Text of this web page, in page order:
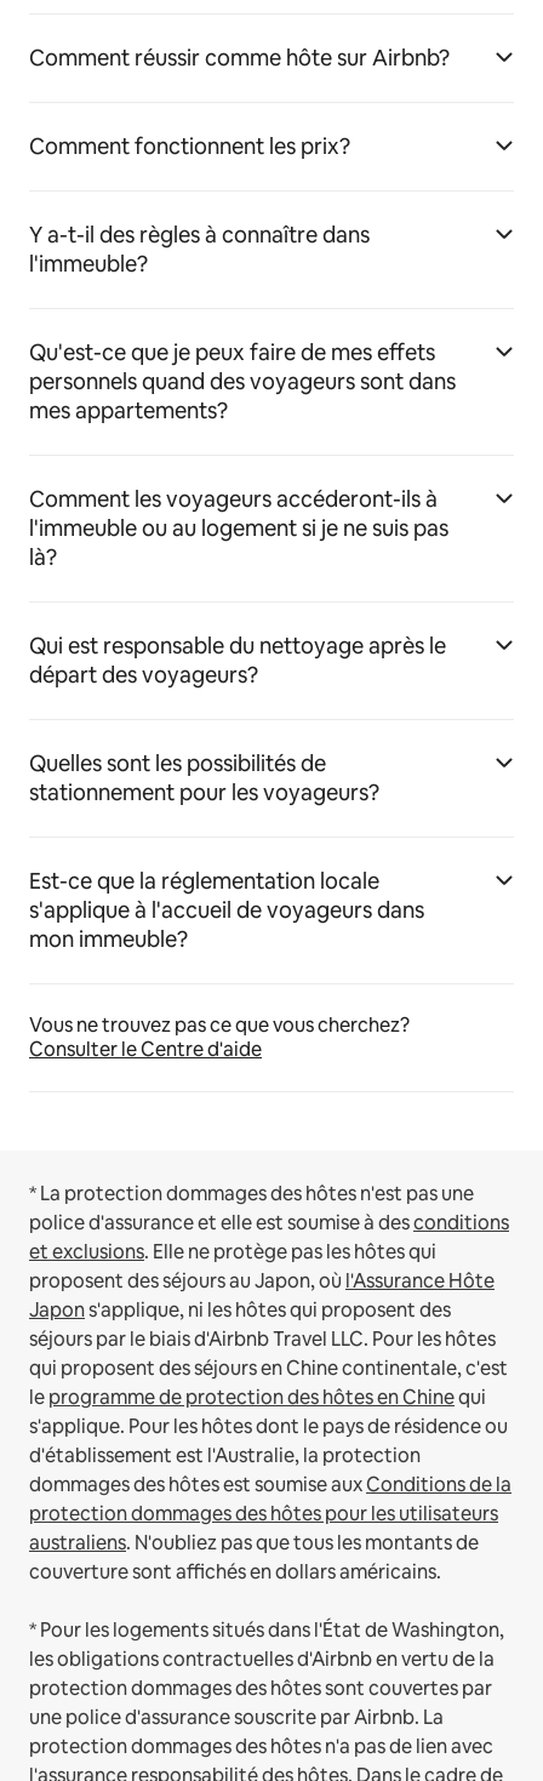
Comment réussir comme hôte sur Airbnb?
Comment fonctionnent les prix?
Y a-t-il des règles à connaître dans
l'immeuble?
Qu'est-ce que je peux faire de mes effets
personnels quand des voyageurs sont dans
mes appartements?
Comment les voyageurs accéderont-ils à
l'immeuble ou au logement si je ne suis pas
là?
Qui est responsable du nettoyage après le
départ des voyageurs?
Quelles sont les possibilités de
stationnement pour les voyageurs?
Est-ce que la réglementation locale
s'applique à l'accueil de voyageurs dans
mon immeuble?
Vous ne trouvez pas ce que vous cherchez?
Consulter le Centre d'aide
* La protection dommages des hôtes n'est pas une
police d'assurance et elle est soumise à desconditions
et exclusions. Elle ne protège pas les hôtes qui
proposent des séjours au Japon, où l'Assurance Hôte
Japons'applique, ni les hôtes qui proposent des
séjours par le biais d'Airbnb Travel LLC. Pour les hôtes
qui proposent des séjours en Chine continentale, c'est
leprogramme de protection des hôtes en Chinequi
s'applique. Pour les hôtes dont le pays de résidence ou
d'établissement est l'Australie, la protection
dommages des hôtes est soumise auxConditions de la
protection dommages des hôtes pour les utilisateurs
australiens. N'oubliez pas que tous les montants de
couverture sont affichés en dollars américains.
* Pour les logements situés dans l'État de Washington,
les obligations contractuelles d'Airbnb en vertu de la
protection dommages des hôtes sont couvertes par
une police d'assurance souscrite par Airbnb. La
protection dommages des hôtes n'a pas de lien avec
l'assurance responsabilité des hôtes. Dans le cadre de